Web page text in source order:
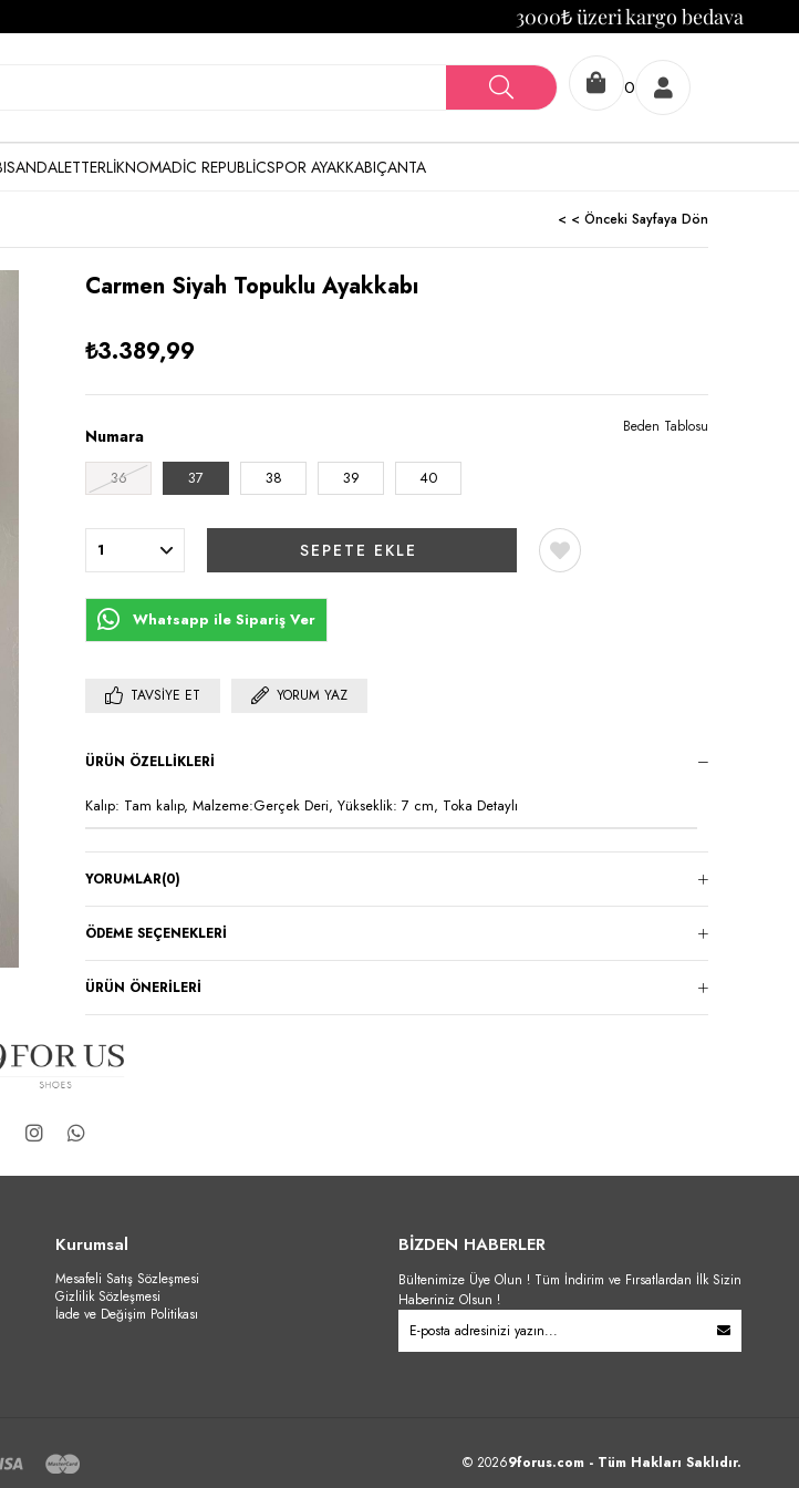
3000₺ üzeri kargo bedava
0
SANDALETTERLİKNOMADİC REPUBLİCSPOR AYAKKABIÇANTA
< < Önceki Sayfaya Dön
Carmen Siyah Topuklu Ayakkabı
₺3.389,99
Numara
36 37 38 39 40
Beden Tablosu
Whatsapp ile Sipariş Ver
TAVSIYE ET YORUM YAZ
ÜRÜN ÖZELLIKLERI
Kalıp: Tam kalıp, Malzeme:Gerçek Deri, Yükseklik: 7 cm, Toka Detaylı
YORUMLAR(0)
ÖDEME SEÇENEKLERI
ÜRÜN ÖNERILERI
Kurumsal
Mesafeli Satış Sözleşmesi
Gizlilik Sözleşmesi
İade ve Değişim Politikası
BİZDEN HABERLER
Bültenimize Üye Olun ! Tüm İndirim ve Fırsatlardan İlk Sizin
Haberiniz Olsun !
© 20269forus.com- Tüm Hakları Saklıdır.